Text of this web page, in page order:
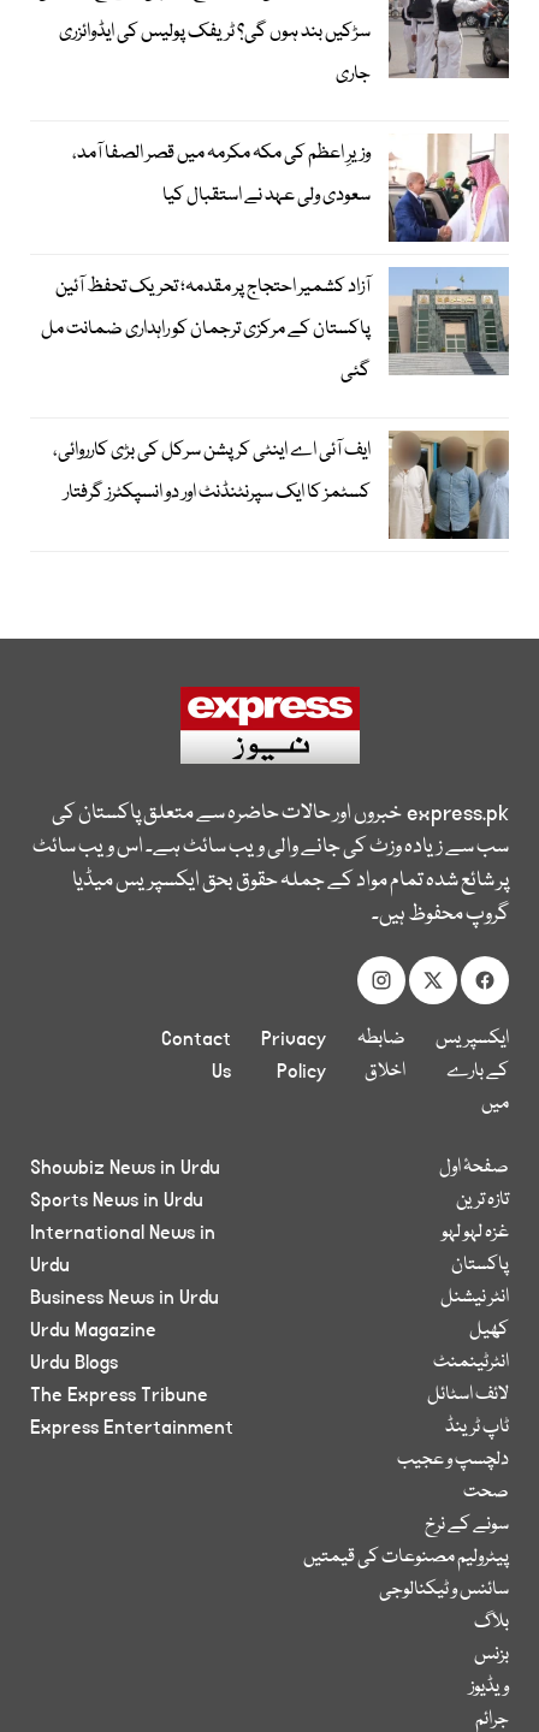
سڑکیں بند ہوں گی؟ ٹریفک پولیس کی ایڈوائزری
جاری
وزیرِ اعظم کی مکہ مکرمہ میں قصر الصفا آمد،
سعودی ولی عہد نے استقبال کیا
آزاد کشمیر احتجاج پر مقدمہ؛ تحریک تحفظ آئین
پاکستان کے مرکزی ترجمان کو راہداری ضمانت مل
گئی
ایف آئی اے اینٹی کرپشن سرکل کی بڑی کارروائی،
کسٹمز کا ایک سپرنٹنڈنٹ اور دو انسپکٹرز گرفتار
express.pkخبروں اور حالات حاضرہ سے متعلق پاکستان کی
سب سے زیادہ وزٹ کی جانے والی ویب سائٹ ہے۔ اس ویب سائٹ
پر شائع شدہ تمام مواد کے جملہ حقوق بحق ایکسپریس میڈیا
گروپ محفوظ ہیں۔
ایکسپریس
کے بارے
میں
ضابطہ
اخلاق
Privacy
Policy
Contact
Us
صفحۂ اول
تازہ ترین
غزہ لہو لہو
پاکستان
انٹر نیشنل
کھیل
انٹرٹینمنٹ
لائف اسٹائل
ٹاپ ٹرینڈ
دلچسپ و عجیب
صحت
سونے کے نرخ
پیٹرولیم مصنوعات کی قیمتیں
سائنس و ٹیکنالوجی
بلاگ
بزنس
ویڈیوز
جرائم
Showbiz News in Urdu
Sports News in Urdu
International News in
Urdu
Business News in Urdu
Urdu Magazine
Urdu Blogs
The Express Tribune
Express Entertainment